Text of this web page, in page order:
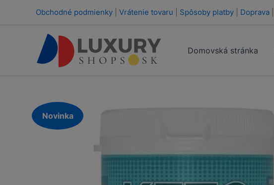
Obchodné podmienky Vrátenie tovaru Spôsoby platby Doprava
Domovská stránka
Novinka